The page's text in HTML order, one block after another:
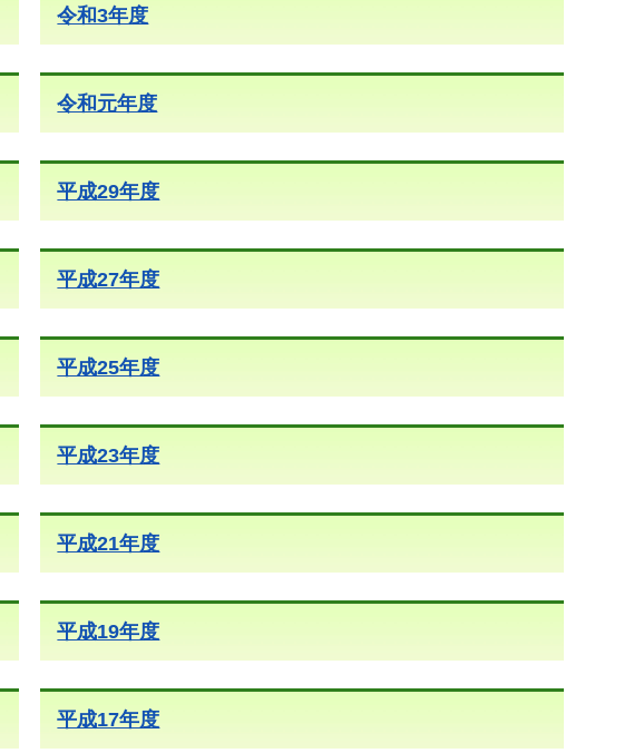
令和3年度
令和元年度
平成29年度
平成27年度
平成25年度
平成23年度
平成21年度
平成19年度
平成17年度